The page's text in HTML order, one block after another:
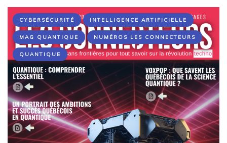
CYBERSÉCURITÉ INTELLIGENCE ARTIFICIELLE
MAG QUANTIQUE NUMÉROS LES CONNECTEURS
QUANTIQUE